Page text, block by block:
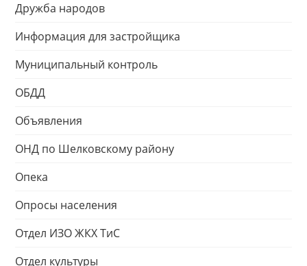
Дружба народов
Информация для застройщика
Муниципальный контроль
ОБДД
Объявления
ОНД по Шелковскому району
Опека
Опросы населения
Отдел ИЗО ЖКХ ТиС
Отдел культуры